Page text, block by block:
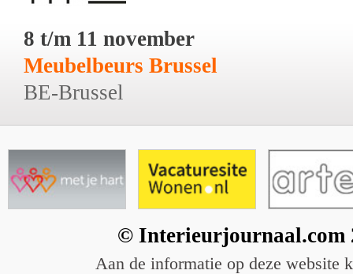
8 t/m 11 november
Meubelbeurs Brussel
BE-Brussel
© Interieurjournaal.com
Aan de informatie op deze website